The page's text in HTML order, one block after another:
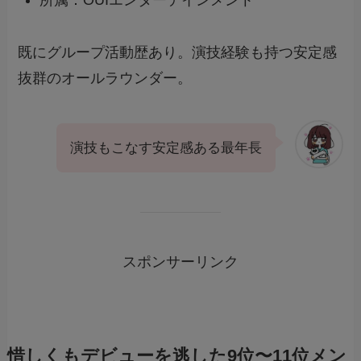
既にグループ活動歴あり。演技経験も持つ安定感
抜群のオールラウンダー。
演技もこなす安定感ある最年長
スポンサーリンク
惜しくもデビューを逃した9位〜11位メン